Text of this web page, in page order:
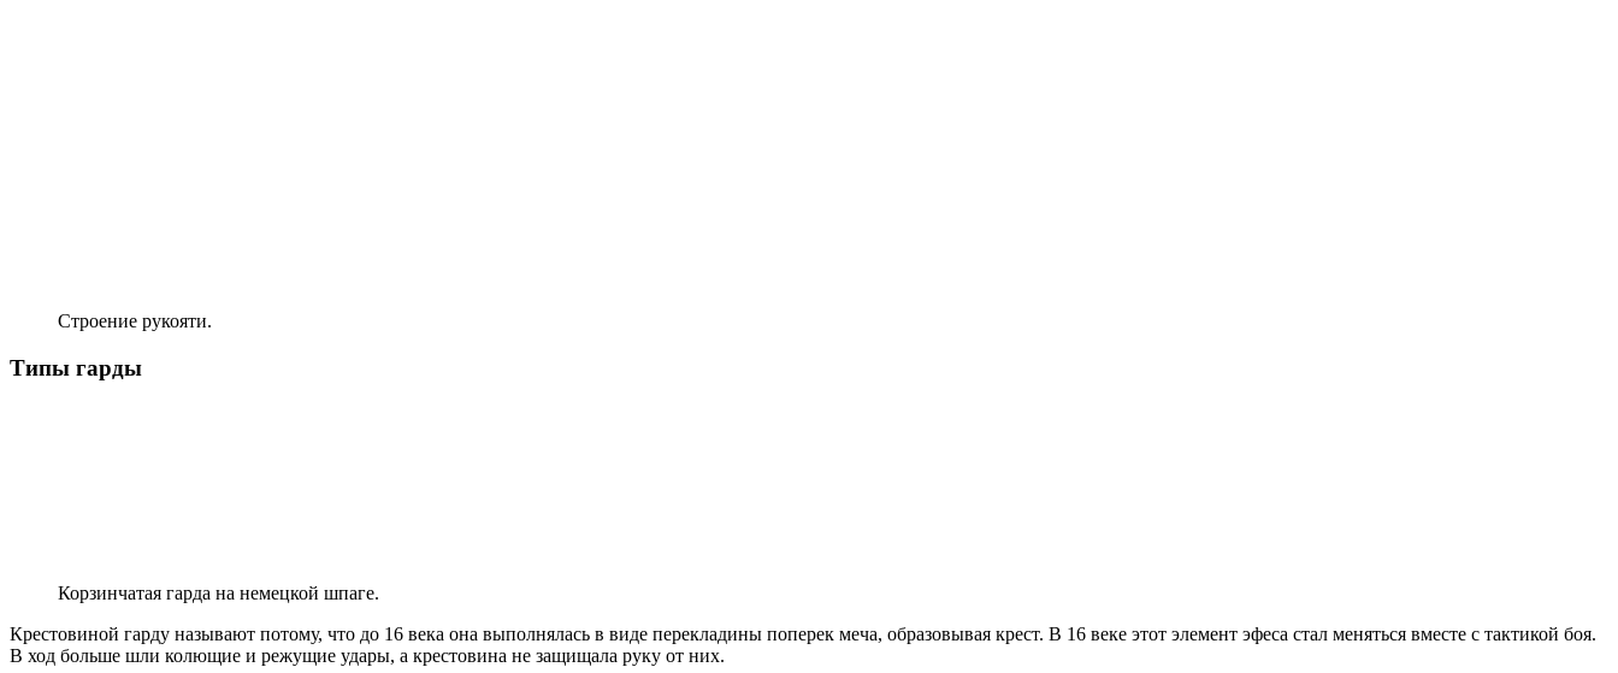
Строение рукояти.
Типы гарды
Корзинчатая гарда на немецкой шпаге.
Крестовиной гарду называют потому, что до 16 века она выполнялась в виде перекладины поперек меча, образовывая крест. В 16 веке этот элемент эфеса стал меняться вместе с тактикой боя.
В ход больше шли колющие и режущие удары, а крестовина не защищала руку от них.